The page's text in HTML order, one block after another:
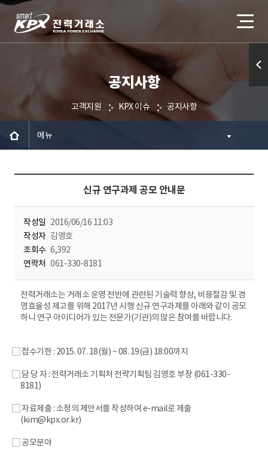
공지사항
고객지원 KPX 이슈 공지사항
메뉴
신규 연구과제 공모 안내문
작성일 2016/06/16 11:03
작성자 김영호
조회수 6,392
연락처 061-330-8181
전력거래소는 거래소 운영 전반에 관련된 기술력 향상, 비용절감 및 경
영효율성 제고를 위해 2017년 시행 신규 연구과제를 아래와 같이 공모
하니 연구 아이디어가 있는 전문가(기관)의 많은 참여를 바랍니다.
⃞ 접수기한 : 2015. 07. 18(월) ~ 08. 19(금) 18:00까지
⃞ 담 당 자 : 전력거래소 기획처 전략기획팀 김영호 부장 (061-330-
8181)
⃞ 자료제출 : 소정의 제안서를 작성하여 e-mail로 제출
(kim@kpx.or.kr)
⃞ 공모분야